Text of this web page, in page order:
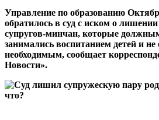
Управление по образованию
обратилось в суд с иском о
супругов-минчан, которые
занимались воспитанием детей и
необходимым, сообщает
Новости».